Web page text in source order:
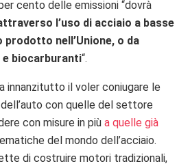
cento delle emissioni “dovrà
l’uso di acciaio a basse
nell’Unione, o da
biocarburanti“.
innanzitutto il voler coniugare le
con quelle del settore
con misure in più a quelle già
del mondo dell’acciaio.
di costruire motori tradizionali,